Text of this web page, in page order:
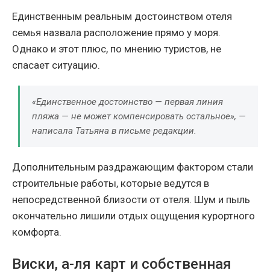
Единственным реальным достоинством отеля
семья назвала расположение прямо у моря.
Однако и этот плюс, по мнению туристов, не
спасает ситуацию.
«Единственное достоинство — первая линия
пляжа — не может компенсировать остальное», —
написала Татьяна в письме редакции.
Дополнительным раздражающим фактором стали
строительные работы, которые ведутся в
непосредственной близости от отеля. Шум и пыль
окончательно лишили отдых ощущения курортного
комфорта.
Виски, а-ля карт и собственная